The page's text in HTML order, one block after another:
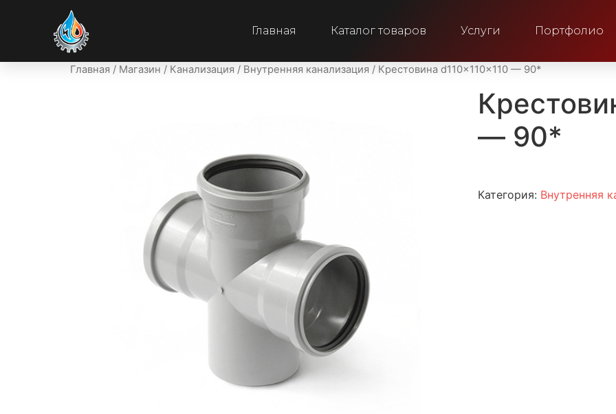
Главная Каталог товаров Услуги Портфолио
Главная / Магазин / Канализация / Внутренняя канализация / Крестовина d110x110x110 — 90*
— 90*
Категория: Внутренняя